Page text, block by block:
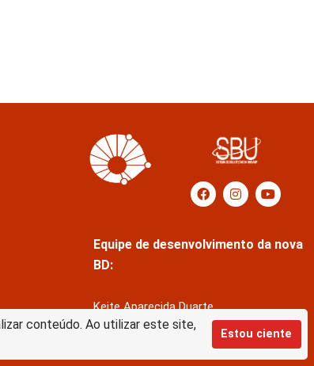
conteúdo. Ao utilizar este site,
Estou ciente
Equipe de desenvolvimento da nova
BD:
Keite Aparecida Duarte
Márcio Vinícius de Jesus Almeida
Saul Victor de Castro e Silva